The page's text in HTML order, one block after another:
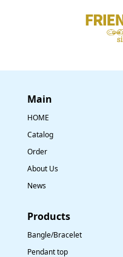
Main
HOME
Catalog
Order
About Us
News
​Products
Bangle/Bracelet
Pendant top